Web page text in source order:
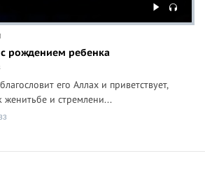
рождением ребенка
его Аллах и приветствует,
женитьбе и стремлени...